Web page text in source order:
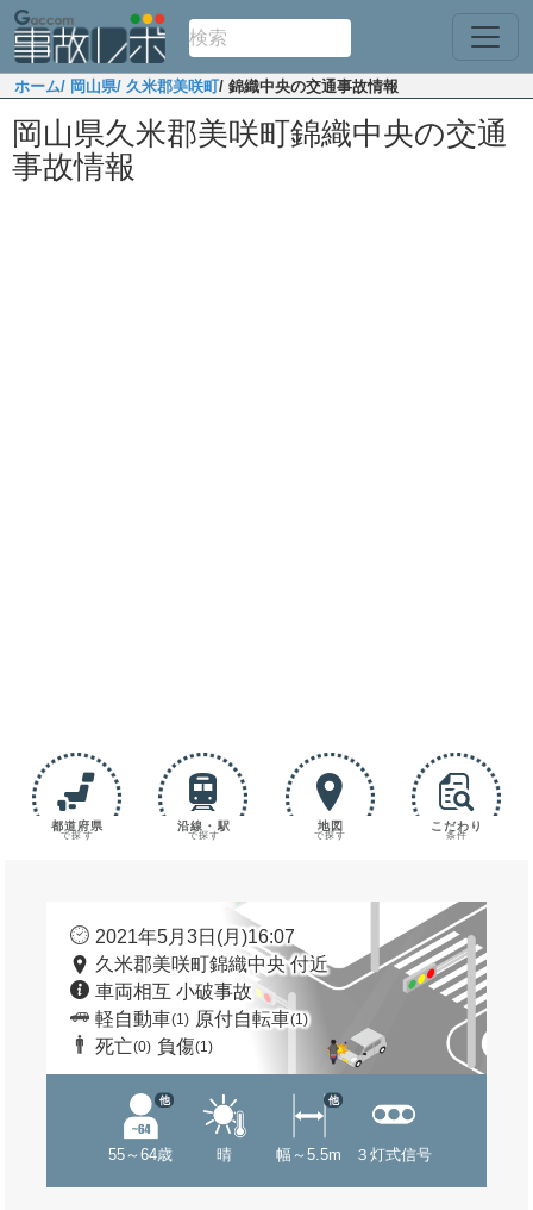
ホーム/ 岡山県/ 久米郡美咲町/ 錦織中央の交通事故情報
岡山県久米郡美咲町錦織中央の交通
事故情報
都道府県
で探す
沿線・駅
で探す
地図
で探す
こだわり
条件
2021年5月3日(月)16:07
久米郡美咲町錦織中央 付近
車両相互 小破事故
軽自動車(1) 原付自転車(1)
死亡(0) 負傷(1)
55～64歳
他
晴 幅～5.5m
他
３灯式信号